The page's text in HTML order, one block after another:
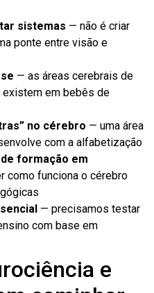
sistemas — não é criar
ponte entre visão e
— as áreas cerebrais de
em bebês de
no cérebro — uma área
com a alfabetização
formação em
como funciona o cérebro
— precisamos testar
com base em
e